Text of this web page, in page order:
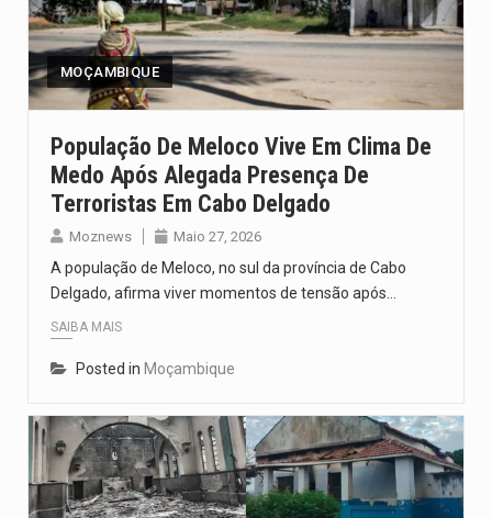
O pagamento marca o desfecho de um dos processos mais…
O programa, cuja implementação está prevista entre abril de 2026…
MOÇAMBIQUE
População De Meloco Vive Em Clima De
Medo Após Alegada Presença De
Terroristas Em Cabo Delgado
Moznews Maio 27, 2026
A população de Meloco, no sul da província de Cabo
Delgado, afirma viver momentos de tensão após…
SAIBA MAIS
Posted in Moçambique